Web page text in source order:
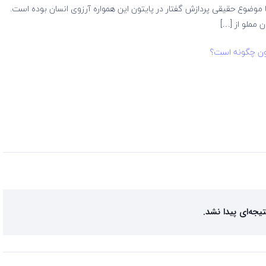
موضوع حقیقی پردازش گفتار در پایتون این همواره آرزوی انسان بوده است.
مملو از […]
چگونه است؟
پیدا نشد.